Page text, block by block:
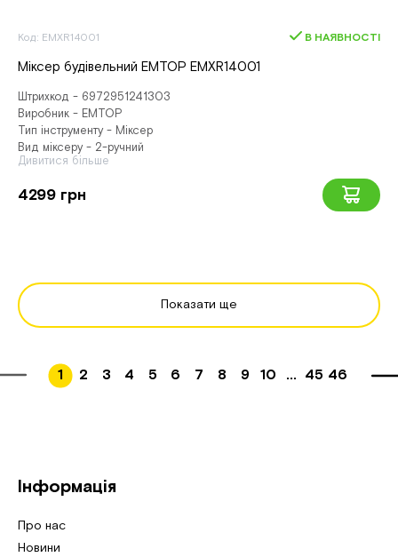
Код: EMXR14001 В НАЯВНОСТІ
Міксер будівельний EMTOP EMXR14001
Штрихкод - 6972951241303
Виробник - EMTOP
Тип інструменту - Міксер
Вид міксеру - 2-ручний
Дивитися більше
4299 грн
Показати ще
1 2 3 4 5 6 7 8 9 10 ... 45 46
Інформація
Про нас
Новини